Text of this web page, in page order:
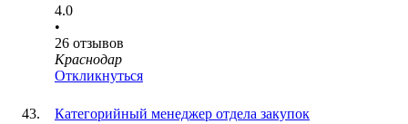
4.0
•
26 отзывов
Краснодар
Откликнуться
Категорийный менеджер отдела закупок